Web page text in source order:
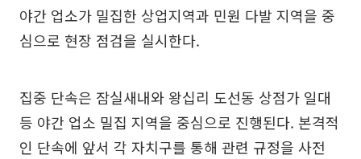
야간 업소가 밀집한 상업지역과 민원 다발 지역을 중
심으로 현장 점검을 실시한다.
집중 단속은 잠실새내와 왕십리 도선동 상점가 일대
등 야간 업소 밀집 지역을 중심으로 진행된다. 본격적
인 단속에 앞서 각 자치구를 통해 관련 규정을 사전